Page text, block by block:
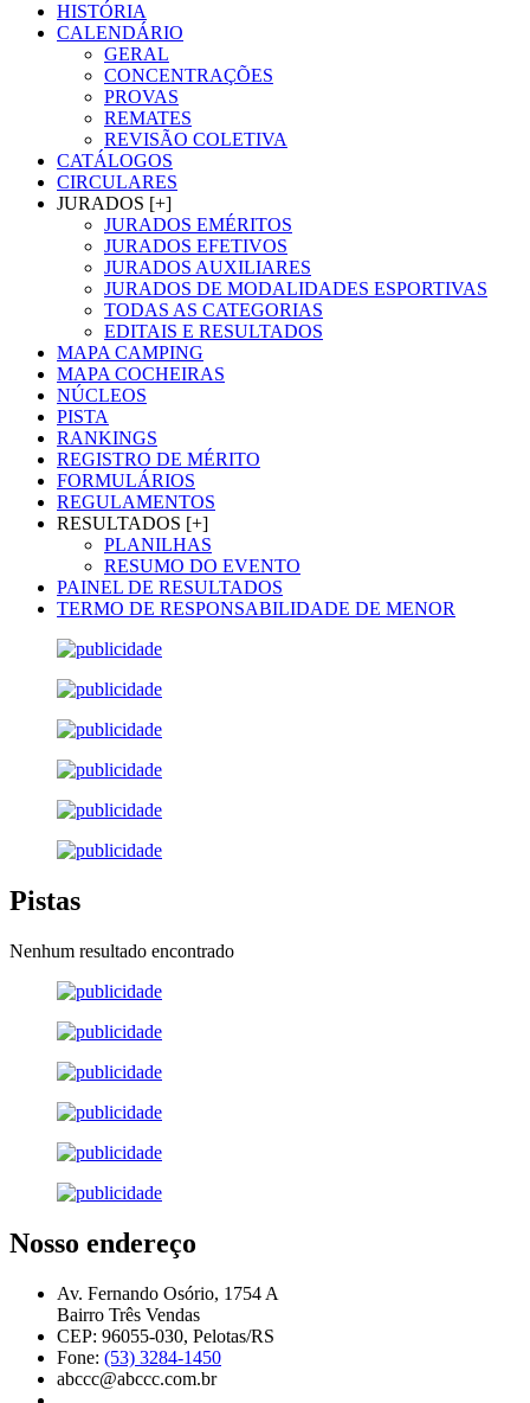
HISTÓRIA
CALENDÁRIO
GERAL
CONCENTRAÇÕES
PROVAS
REMATES
REVISÃO COLETIVA
CATÁLOGOS
CIRCULARES
JURADOS [+]
JURADOS EMÉRITOS
JURADOS EFETIVOS
JURADOS AUXILIARES
JURADOS DE MODALIDADES ESPORTIVAS
TODAS AS CATEGORIAS
EDITAIS E RESULTADOS
MAPA CAMPING
MAPA COCHEIRAS
NÚCLEOS
PISTA
RANKINGS
REGISTRO DE MÉRITO
FORMULÁRIOS
REGULAMENTOS
RESULTADOS [+]
PLANILHAS
RESUMO DO EVENTO
PAINEL DE RESULTADOS
TERMO DE RESPONSABILIDADE DE MENOR
Pistas
Nenhum resultado encontrado
Nosso endereço
Av. Fernando Osório, 1754 A
Bairro Três Vendas
CEP: 96055-030, Pelotas/RS
Fone: (53) 3284-1450
abccc@abccc.com.br